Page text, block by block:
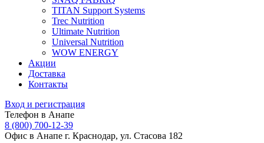
TITAN Support Systems
Trec Nutrition
Ultimate Nutrition
Universal Nutrition
WOW ENERGY
Акции
Доставка
Контакты
Вход и регистрация
Телефон в Анапе
8 (800) 700-12-39
Офис в Анапе г. Краснодар, ул. Стасова 182